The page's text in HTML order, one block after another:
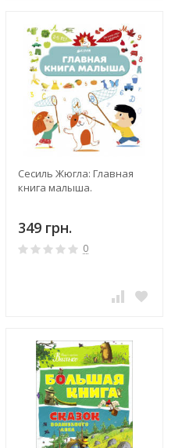
Сесиль Жюгла: Главная
книга малыша.
349 грн.
0